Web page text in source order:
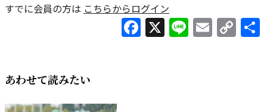
すでに会員の方は こちらからログイン
Facebook
X LineEmail
あわせて読みたい